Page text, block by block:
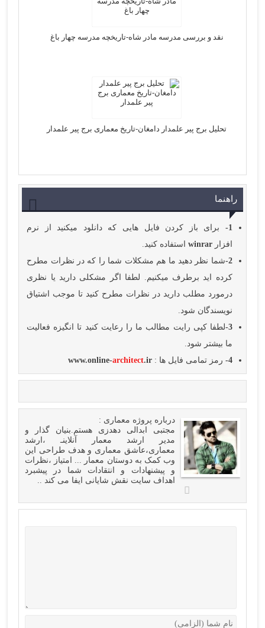
نقد و بررسی مدرسه مادر شاه-تاریخچه مدرسه چهار باغ
تحلیل برج پیر علمدار دامغان-تاریخ معماری برج پیر علمدار
راهنما
1-
برای باز کردن فایل هایی که دانلود میکنید از نرم
افزارwinrar استفاده کنید.
2- شما نظر دهید ما هم مشکلات شما را که در نظرات مطرح
کرده اید برطرف میکنیم. لطفا اگر مشکلی دارید یا نظری
درمورد مطلب دارید در نظرات مطرح کنید تا موجب اشتیاق
نویسندگان شود.
3- لطفا کپی رایت مطالب ما را رعایت کنید تا انگیزه فعالیت
ما بیشتر شود.
4-
رمز تمامی فایل ها : www.online-architect.ir
درباره پروژه معماری :
مجتبی ابدالی دهدزی هستم.بنیان گذار و
مدیر ارشد معمار آنلاینـ ،ارشد
معماری،عاشق معماری و هدف طراحی این
وب کمک به دوستان معمار ... امتیاز ،نظرات
و پیشنهادات و انتقادات شما در پیشبرد
اهداف سایت نقش شایانی ایفا می کند ..